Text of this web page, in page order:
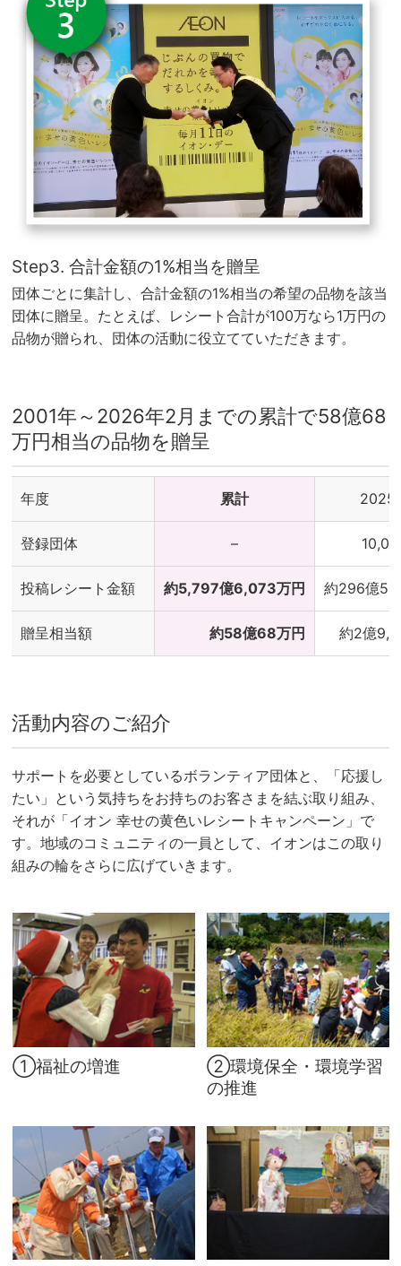
Step3. 合計金額の1%相当を贈呈
団体ごとに集計し、合計金額の1%相当の希望の品物を該当
団体に贈呈。たとえば、レシート合計が100万なら1万円の
品物が贈られ、団体の活動に役立てていただきます。
2001年～2026年2月までの累計で58億68
万円相当の品物を贈呈
年度
登録団体
投稿レシート金額
贈呈相当額
累計
–
約5,797億6,073万円
約58億68万円
2025
約296億
約2億
活動内容のご紹介
サポートを必要としているボランティア団体と、「応援し
たい」という気持ちをお持ちのお客さまを結ぶ取り組み、
それが「イオン 幸せの黄色いレシートキャンペーン」で
す。地域のコミュニティの一員として、イオンはこの取り
組みの輪をさらに広げていきます。
①福祉の増進
②環境保全・環境学習
の推進